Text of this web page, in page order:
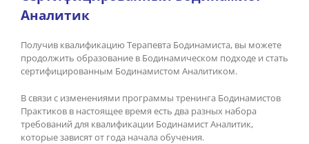
Аналитик
Получив квалификацию Терапевта Бодинамиста, вы можете
продолжить образование в Бодинамическом подходе и стать
сертифицированным Бодинамистом Аналитиком.
В связи с изменениями программы тренинга Бодинамистов
Практиков в настоящее время есть два разных набора
требований для квалификации Бодинамист Аналитик,
которые зависят от года начала обучения.